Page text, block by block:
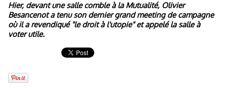
Hier, devant une salle comble à la Mutualité, Olivier
Besancenot a tenu son dernier grand meeting de campagne
où il a revendiqué "le droit à l'utopie" et appelé la salle à
voter utile.